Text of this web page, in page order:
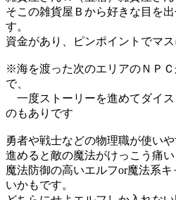
そこの雑貨屋Ｂから好きな目を
す。
資金があり、ピンポイントでマ
※海を渡った次のエリアのＮＰ
で、
一度ストーリーを進めてダイ
のもありです
勇者や戦士などの物理職が使い
進めると敵の魔法がけっこう痛
魔法防御の高いエルフor魔法系
いかもです。